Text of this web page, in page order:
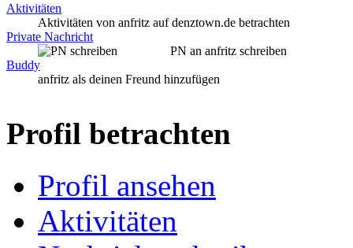
Aktivitäten
Aktivitäten von anfritz auf denztown.de betrachten
Private Nachricht
PN an anfritz schreiben
Buddy
anfritz als deinen Freund hinzufügen
Profil betrachten
Profil ansehen
Aktivitäten